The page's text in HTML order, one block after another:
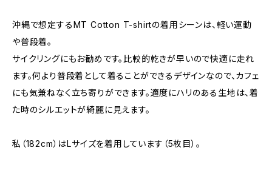
沖縄で想定するMT Cotton T-shirtの着用シーンは、軽い運動
や普段着。
サイクリングにもお勧めです。比較的乾きが早いので快適に走れ
ます。何より普段着として着ることができるデザインなので、カフェ
にも気兼ねなく立ち寄りができます。適度にハリのある生地は、着
た時のシルエットが綺麗に見えます。
私（182cm）はLサイズを着用しています（5枚目）。